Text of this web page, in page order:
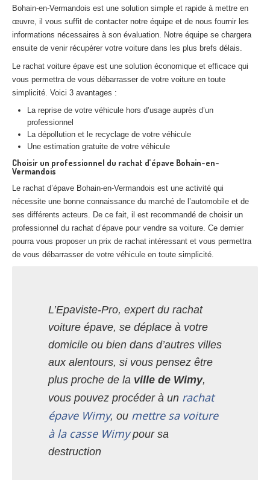
CONTACT
01 83 64 20 40
Bohain-en-Vermandois est une solution simple et rapide à mettre en
œuvre, il vous suffit de contacter notre équipe et de nous fournir les
informations nécessaires à son évaluation. Notre équipe se chargera
ensuite de venir récupérer votre voiture dans les plus brefs délais.
Le rachat voiture épave est une solution économique et efficace qui
vous permettra de vous débarrasser de votre voiture en toute
simplicité. Voici 3 avantages :
La reprise de votre véhicule hors d’usage auprès d’un
professionnel
La dépollution et le recyclage de votre véhicule
Une estimation gratuite de votre véhicule
Choisir un professionnel du rachat d’épave Bohain-en-
Vermandois
Le rachat d’épave Bohain-en-Vermandois est une activité qui
nécessite une bonne connaissance du marché de l’automobile et de
ses différents acteurs. De ce fait, il est recommandé de choisir un
professionnel du rachat d’épave pour vendre sa voiture. Ce dernier
pourra vous proposer un prix de rachat intéressant et vous permettra
de vous débarrasser de votre véhicule en toute simplicité.
L’Epaviste-Pro, expert du rachat
voiture épave, se déplace à votre
domicile ou bien dans d’autres villes
aux alentours, si vous pensez être
plus proche de la ville de Wimy,
vous pouvez procéder à un rachat
épave Wimy, ou mettre sa voiture
à la casse Wimypour sa
destruction